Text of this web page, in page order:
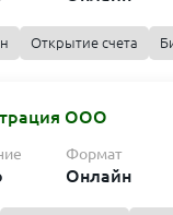
Открытие счета
ООО
Формат
Онлайн